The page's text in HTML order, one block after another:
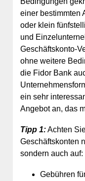
einer bestimmten
oder klein
und
Geschäftskonto-
ohne weitere
die Fidor Bank
ein sehr
Angebot an, das
Tipp 1:Achten
Geschäftskonten
sondern auch auf:
Gebühren